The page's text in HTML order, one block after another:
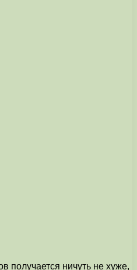
получается ничуть не хуже,